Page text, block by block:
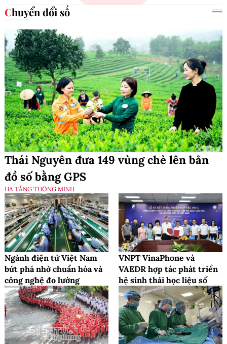
Chuyển đổi số
Thái Nguyên đưa 149 vùng chè lên bản
đồ số bằng GPS
HẠ TẦNG THÔNG MINH
Ngành điện tử Việt Nam
bứt phá nhờ chuẩn hóa và
công nghệ đo lường
VNPT VinaPhone và
VAEDR hợp tác phát triển
hệ sinh thái học liệu số